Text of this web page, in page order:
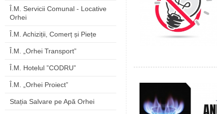
Î.M. Servicii Comunal - Locative
Orhei
Î.M. Achiziții, Comerț și Piețe
Î.M. „Orhei Transport”
Î.M. Hotelul ”CODRU”
Î.M. „Orhei Proiect”
Stația Salvare pe Apă Orhei